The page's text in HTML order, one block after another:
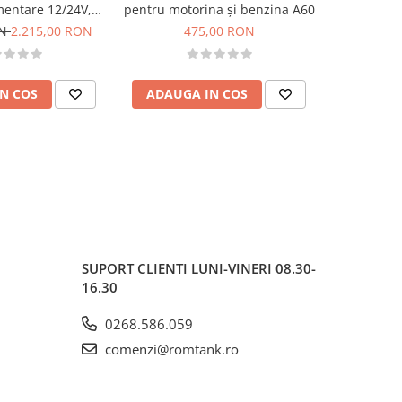
12/24V,
min
2.215,00 RON
COS
pentru motorina și benzina A60
475,00 RON
ADAUGA IN COS
SUPORT CLIENTI LUNI-VINERI 08.30-
16.30
0268.586.059
comenzi@romtank.ro